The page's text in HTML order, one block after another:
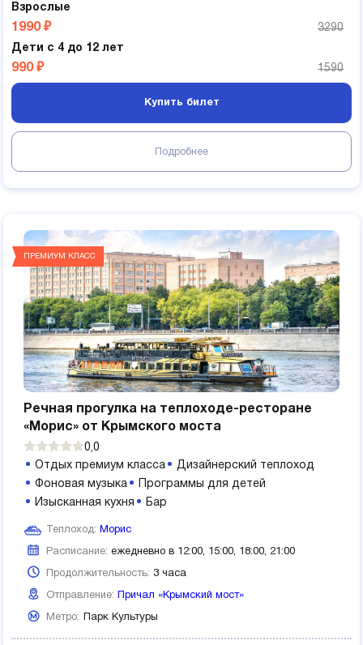
Взрослые
3290
1990 ₽
Дети с 4 до 12 лет
1590
990 ₽
Купить билет
Подробнее
ПРЕМИУМ КЛАСС
Речная прогулка на теплоходе-ресторане
«Морис» от Крымского моста
0,0
Отдых премиум класса
Дизайнерский теплоход
Фоновая музыка
Программы для детей
Изысканная кухня
Бар
Теплоход: Морис
Расписание: ежедневно в 12:00, 15:00, 18:00, 21:00
Продолжительность: 3 часа
Отправление: Причал «Крымский мост»
Метро: Парк Культуры